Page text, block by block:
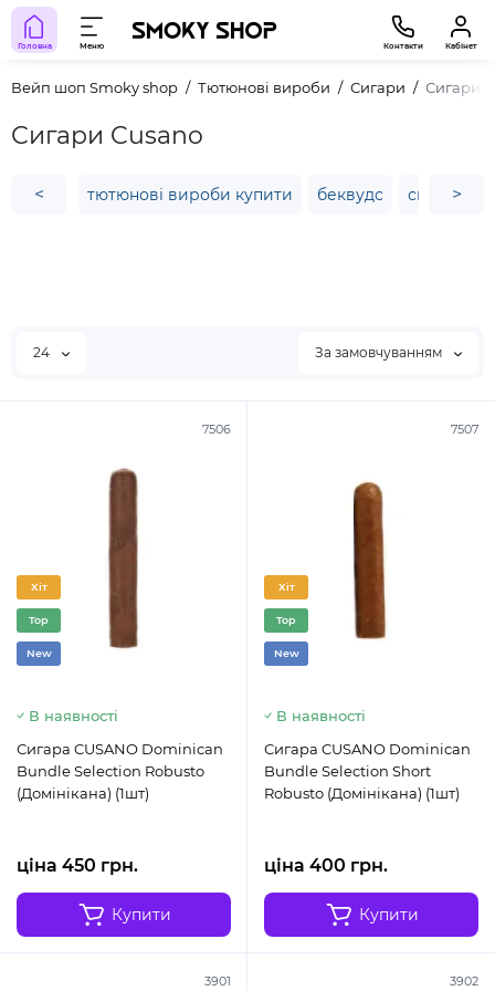
Головна Меню Контакти Кабінет
Вейп шоп Smoky shop Тютюнові вироби Сигари Сигари
Сигари Cusano
< тютюнові вироби купити беквудс сигара
>
24 За замовчуванням
7506
Хіт
Top
New
В наявності
Сигара CUSANO Dominican
Bundle Selection Robusto
(Домінікана) (1шт)
ціна 450 грн.
Купити
7507
Хіт
Top
New
В наявності
Сигара CUSANO Dominican
Bundle Selection Short
Robusto (Домінікана) (1шт)
ціна 400 грн.
Купити
3901 3902